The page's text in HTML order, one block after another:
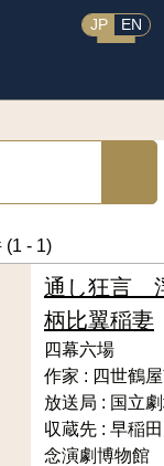
JP EN
(1 - 1)
通し狂言
柄比翼稲妻
四幕六場
作家 : 四世鶴
放送局 : 国立
収蔵先 : 早稲
念演劇博物館